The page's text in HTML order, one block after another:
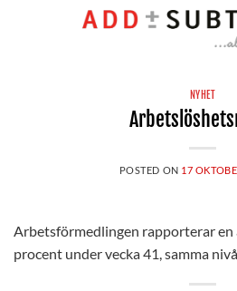
NYHET
POSTED ON 17
Arbetsförmedlingen rapporterar en
procent under vecka 41, samma